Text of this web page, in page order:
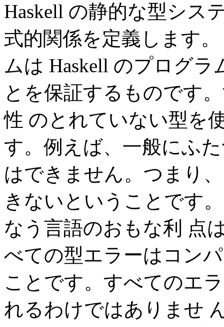
Haskell の静的な型シス
式的関係を定義します
ムは Haskell のプログラ
とを保証するものです
性 のとれていない型を
す。例えば、一般にふ
はできません。つまり、
きないということです
なう言語のおもな利 点
べての型エラーはコン
ことです。すべてのエ
れるわけではありませ